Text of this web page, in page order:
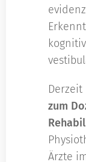
zum
Ärzte